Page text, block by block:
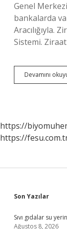
Genel
bankalarda
Aracılığıyla.
Sistemi.
Devamını
https://
https://
Son Yazılar
Sıvı gıdalar su
Ağustos 8, 2026